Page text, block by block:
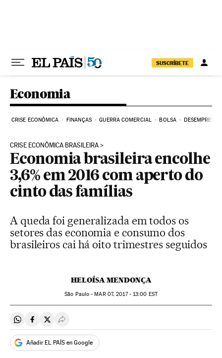
SUSCRÍBETE
Economia
CRISE ECONÔMICA FINANÇAS GUERRA COMERCIAL BOLSA DESEMPREGO
CRISE ECONÔMICA BRASILEIRA
Economia brasileira encolhe
3,6% em 2016 com aperto do
cinto das famílias
A queda foi generalizada em todos os
setores das economia e consumo dos
brasileiros cai há oito trimestres seguidos
HELOÍSA MENDONÇA
São Paulo -MAR07, 2017 - 13:00 EST
Compartir en Whatsapp
Compartir en Facebook
Compartir en Twitter
Desplegar Redes Sociales
Añadir EL PAÍS en Google